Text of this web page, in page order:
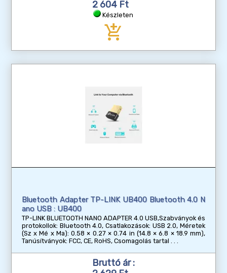
2 604 Ft
Készleten
add_shopping_cart
Bluetooth Adapter TP-LINK UB400 Bluetooth 4.0 N
ano USB : UB400
TP-LINK BLUETOOTH NANO ADAPTER 4.0 USB,Szabványok és
protokollok: Bluetooth 4.0, Csatlakozások: USB 2.0, Méretek
(Sz x Mé x Ma): 0.58 × 0.27 × 0.74 in (14.8 × 6.8 × 18.9 mm),
Tanúsítványok: FCC, CE, RoHS, Csomagolás tartal
Bruttó ár :